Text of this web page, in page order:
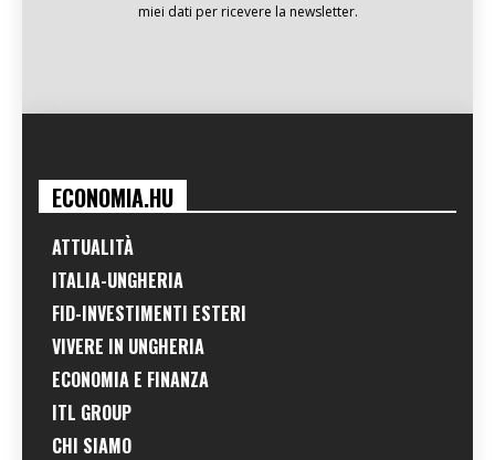
miei dati per ricevere la newsletter.
ECONOMIA.HU
ATTUALITÀ
ITALIA-UNGHERIA
FID-INVESTIMENTI ESTERI
VIVERE IN UNGHERIA
ECONOMIA E FINANZA
ITL GROUP
CHI SIAMO